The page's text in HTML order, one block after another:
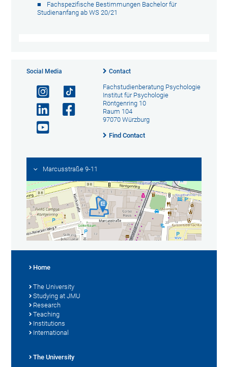
Fachspezifische Bestimmungen Bachelor für
Studienanfang ab WS 20/21
Social Media Contact
Fachstudienberatung Psychologie
Institut für Psychologie
Röntgenring 10
Raum 104
97070 Würzburg
Find Contact
Marcusstraße 9-11
Home
The University
Studying at JMU
Research
Teaching
Institutions
International
The University